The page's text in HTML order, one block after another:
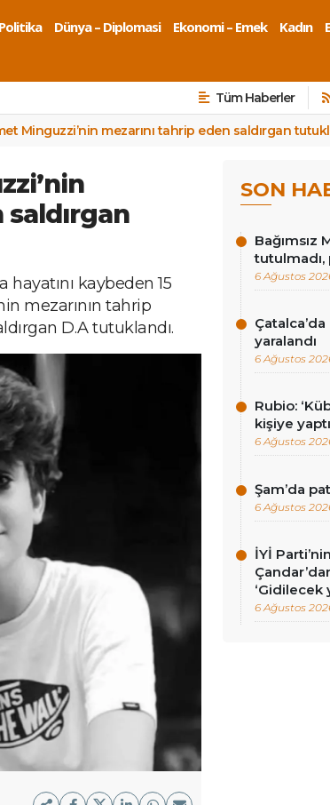
Politika Dünya – Diplomasi Ekonomi – Emek Kadın
Tüm Haberler
Minguzzi’nin mezarını tahrip eden saldırgan
saldırgan
hayatını kaybeden 15
mezarının tahrip
D.A tutuklandı.
SON
Bağımsız
tutulmadı,
6 Ağustos
yaralandı
6 Ağustos
Rubio:
kişiye
6 Ağustos
Şam’da
6 Ağustos
İYİ
‘Gidilecek
6 Ağustos